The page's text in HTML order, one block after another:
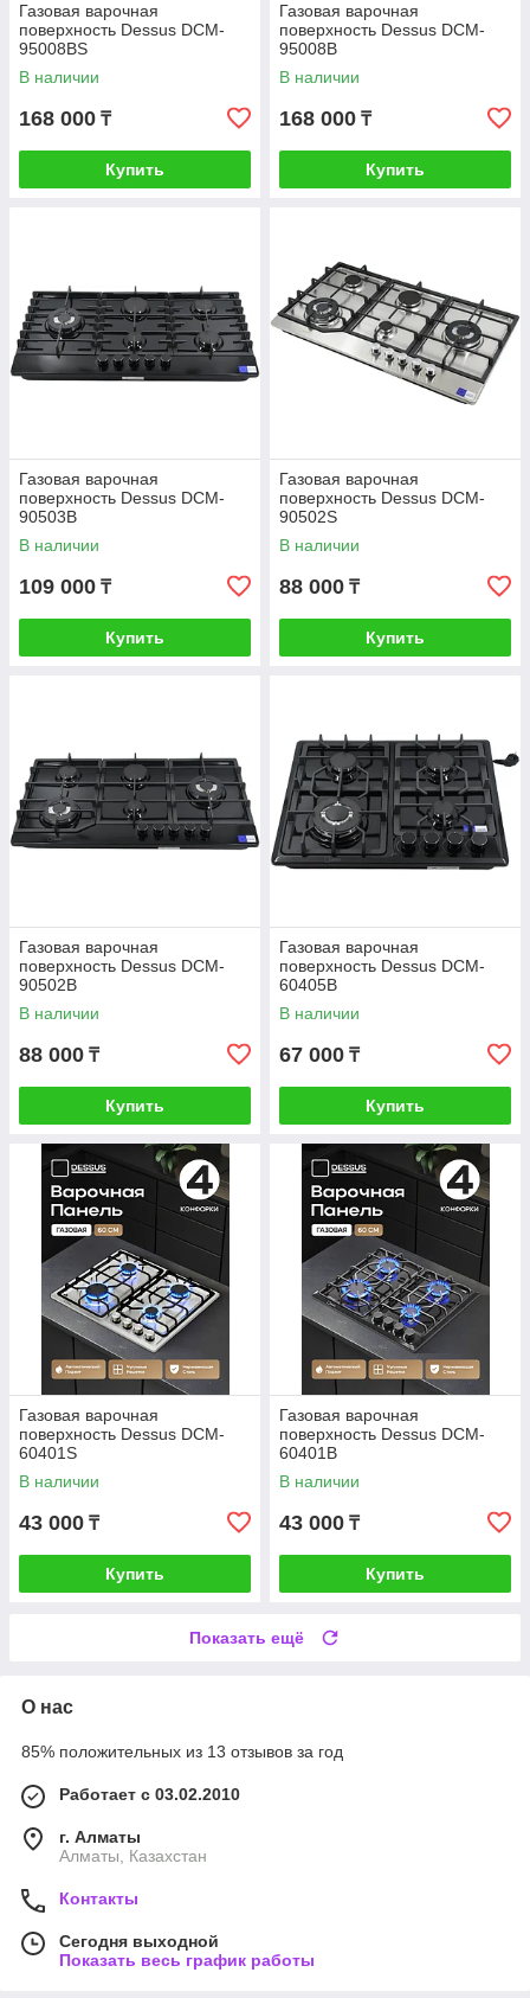
Газовая варочная
поверхность Dessus DCM-
95008BS
В наличии
168 000 ₸
Купить
Газовая варочная
поверхность Dessus DCM-
95008B
В наличии
168 000 ₸
Купить
Газовая варочная
поверхность Dessus DCM-
90503B
В наличии
109 000 ₸
Купить
Газовая варочная
поверхность Dessus DCM-
90502S
В наличии
88 000 ₸
Купить
Газовая варочная
поверхность Dessus DCM-
90502B
В наличии
88 000 ₸
Купить
Газовая варочная
поверхность Dessus DCM-
60405B
В наличии
67 000 ₸
Купить
Газовая варочная
поверхность Dessus DCM-
60401S
В наличии
43 000 ₸
Купить
Газовая варочная
поверхность Dessus DCM-
60401B
В наличии
43 000 ₸
Купить
Показать ещё
О нас
85% положительных из 13 отзывов за год
Работает с 03.02.2010
г. Алматы
Алматы, Казахстан
Контакты
Сегодня выходной
Показать весь график работы